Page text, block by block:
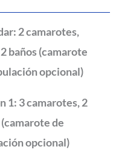
2 camarotes,
baños (camarote
opcional)
1: 3 camarotes, 2
de
opcional)